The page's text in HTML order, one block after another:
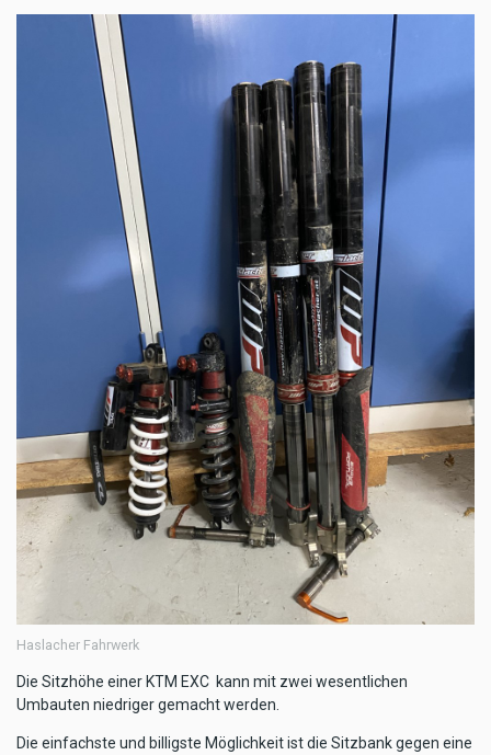
Haslacher Fahrwerk
Die Sitzhöhe einer KTM EXC kann mit zwei wesentlichen
Umbauten niedriger gemacht werden.
Die einfachste und billigste Möglichkeit ist die Sitzbank gegen eine